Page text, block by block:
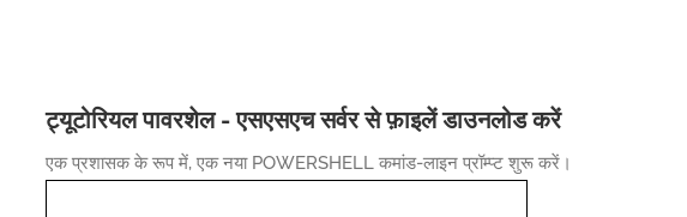
ट्यूटोरियल पावरशेल - एसएसएच सर्वर से फ़ाइलें डाउनलोड करें
एक प्रशासक के रूप में, एक नया POWERSHELL कमांड-लाइन प्रॉम्प्ट शुरू करें।